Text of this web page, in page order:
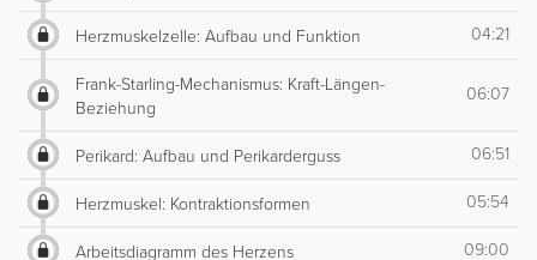
Herzmuskelzelle: Aufbau und Funktion 04:21
Frank-Starling-Mechanismus: Kraft-Längen-
Beziehung
06:07
Perikard: Aufbau und Perikarderguss 06:51
Herzmuskel: Kontraktionsformen 05:54
Arbeitsdiagramm des Herzens 09:00